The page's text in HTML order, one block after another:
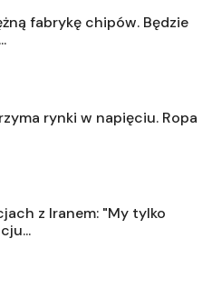
fabrykę chipów. Będzie
rynki w napięciu. Ropa
z Iranem: "My tylko